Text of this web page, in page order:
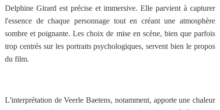
Delphine Girard est précise et immersive. Elle parvient à capturer
l'essence de chaque personnage tout en créant une atmosphère
sombre et poignante. Les choix de mise en scène, bien que parfois
trop centrés sur les portraits psychologiques, servent bien le propos
du film.
L'interprétation de Veerle Baetens, notamment, apporte une chaleur